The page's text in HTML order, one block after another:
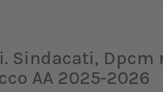
Sindacati, Dpcm
AA 2025-2026